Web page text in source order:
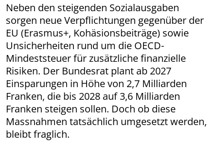
Neben den steigenden Sozialausgaben
sorgen neue Verpflichtungen gegenüber der
EU (Erasmus+, Kohäsionsbeiträge) sowie
Unsicherheiten rund um die OECD-
Mindeststeuer für zusätzliche finanzielle
Risiken. Der Bundesrat plant ab 2027
Einsparungen in Höhe von 2,7 Milliarden
Franken, die bis 2028 auf 3,6 Milliarden
Franken steigen sollen. Doch ob diese
Massnahmen tatsächlich umgesetzt werden,
bleibt fraglich.